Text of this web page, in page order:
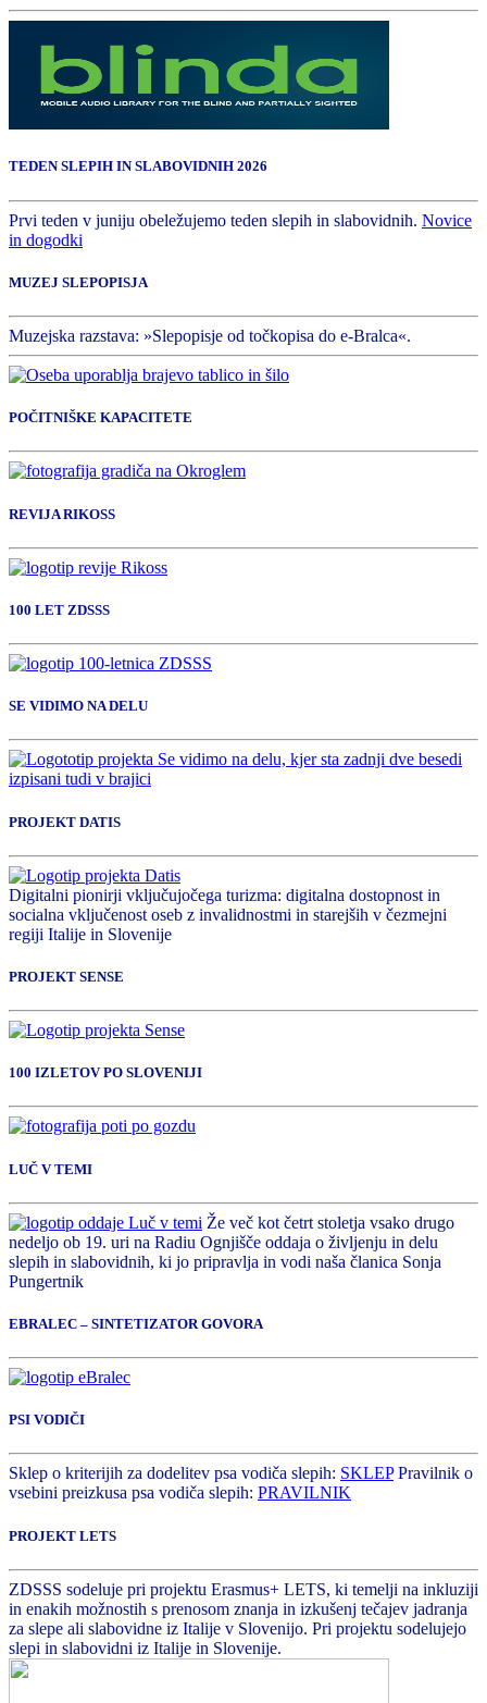
TEDEN SLEPIH IN SLABOVIDNIH 2026
Prvi teden v juniju obeležujemo teden slepih in slabovidnih. Novice
in dogodki
MUZEJ SLEPOPISJA
Muzejska razstava: »Slepopisje od točkopisa do e-Bralca«.
POČITNIŠKE KAPACITETE
REVIJA RIKOSS
100 LET ZDSSS
SE VIDIMO NA DELU
PROJEKT DATIS
Digitalni pionirji vključujočega turizma: digitalna dostopnost in
socialna vključenost oseb z invalidnostmi in starejših v čezmejni
regiji Italije in Slovenije
PROJEKT SENSE
100 IZLETOV PO SLOVENIJI
LUČ V TEMI
Že več kot četrt stoletja vsako drugo
nedeljo ob 19. uri na Radiu Ognjišče oddaja o življenju in delu
slepih in slabovidnih, ki jo pripravlja in vodi naša članica Sonja
Pungertnik
EBRALEC – SINTETIZATOR GOVORA
PSI VODIČI
Sklep o kriterijih za dodelitev psa vodiča slepih: SKLEPPravilnik o
vsebini preizkusa psa vodiča slepih: PRAVILNIK
PROJEKT LETS
ZDSSS sodeluje pri projektu Erasmus+ LETS, ki temelji na inkluziji
in enakih možnostih s prenosom znanja in izkušenj tečajev jadranja
za slepe ali slabovidne iz Italije v Slovenijo. Pri projektu sodelujejo
slepi in slabovidni iz Italije in Slovenije.